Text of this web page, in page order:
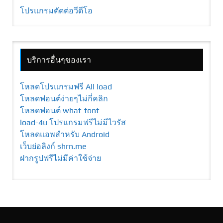
โปรแกรมตัดต่อวีดีโอ
บริการอื่นๆของเรา
โหลดโปรแกรมฟรี All load
โหลดฟอนต์ง่ายๆไม่กี่คลิก
โหลดฟอนต์ what-font
load-4u โปรแกรมฟรีไม่มีไวรัส
โหลดแอพสำหรับ Android
เว็บย่อลิงก์ shrn.me
ฝากรูปฟรีไม่มีค่าใช้จ่าย